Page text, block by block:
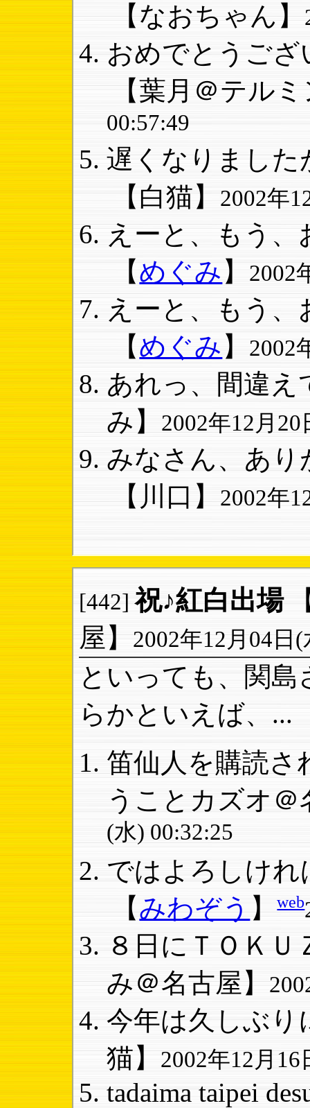
【なおちゃん】
おめでとうござ
【葉月＠テル
00:57:49
遅くなりました
【白猫】
2002年
えーと、もう
【めぐみ 】 2002
えーと、もう
【めぐみ 】 2002
あれっ、間違え
み】
2002年12月20
みなさん、あり
【川口】
2002年
[442] 祝♪紅白出場
屋】
2002年12月04日
といっても、関
らかといえば、...
笛仙人を購読さ
うことカズオ＠
(水) 00:32:25
ではよろしけれ
【みわぞう 】web
８日にＴＯＫ
み＠名古屋】
今年は久しぶり
猫】
2002年12月16
tadaima taipei